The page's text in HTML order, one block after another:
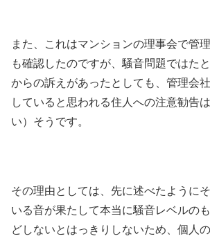
また、これはマンションの理事会で管
も確認したのですが、騒音問題ではた
からの訴えがあったとしても、管理会
していると思われる住人への注意勧告
い）そうです。
その理由としては、先に述べたように
いる音が果たして本当に騒音レベルの
どしないとはっきりしないため、個人